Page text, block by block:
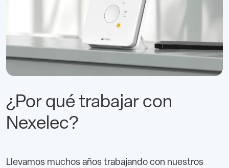
¿Por qué trabajar con
Nexelec?
Llevamos muchos años trabajando con nuestros